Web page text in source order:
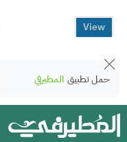
View
حمل تطبيق المطيرفي